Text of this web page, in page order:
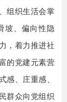
组织生活会掌
坡、偏向性隐
，着力推进社
的党建元素营
、庄重感、
群众向党组织